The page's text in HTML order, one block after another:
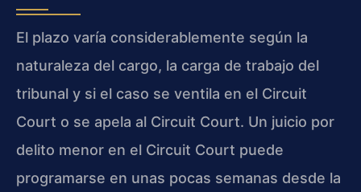
El plazo varía considerablemente según la
naturaleza del cargo, la carga de trabajo del
tribunal y si el caso se ventila en el Circuit
Court o se apela al Circuit Court. Un juicio por
delito menor en el Circuit Court puede
programarse en unas pocas semanas desde la